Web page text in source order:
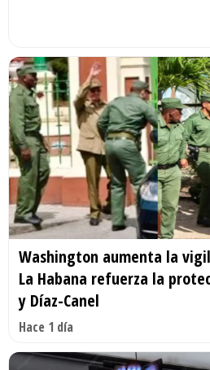
Washington aumenta la
La Habana refuerza la
y Díaz-Canel
Hace 1 día